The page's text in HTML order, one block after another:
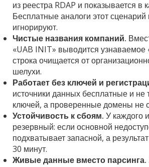
из реестра RDAP и показывается в
Бесплатные аналоги этот сценарий
игнорируют.
Чистые названия компаний.
«UAB INIT» выводится
строка очищается от
шелухи.
Работает без ключей и
источники данных бесплатные и не
ключей, а проверенные домены не
Устойчивость к сбоям. У каждого
резервный: если основной
подхватывает запасной, а
30 минут.
Живые данные вместо парсинга.